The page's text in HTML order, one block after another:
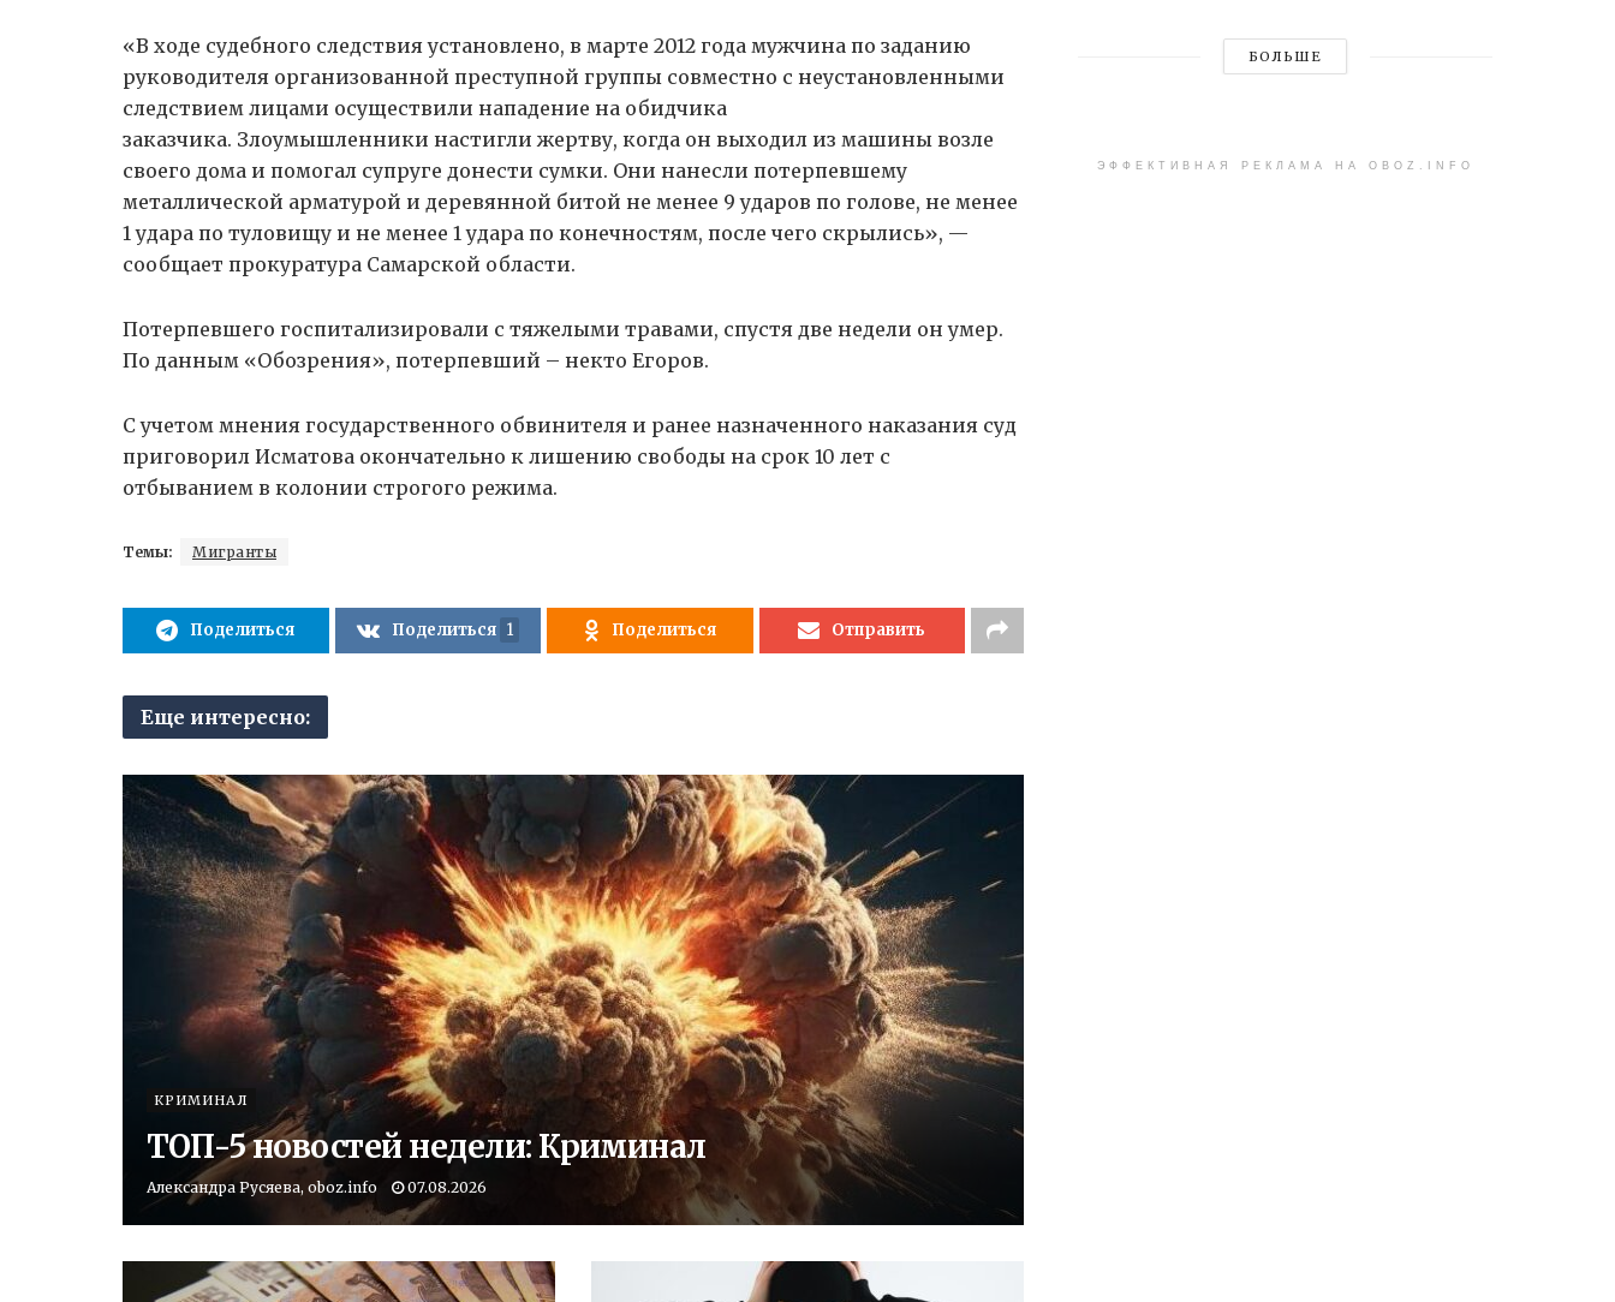
«В ходе судебного следствия установлено, в марте 2012 года мужчина по заданию
руководителя организованной преступной группы совместно с неустановленными
следствием лицами осуществили нападение на обидчика
заказчика. Злоумышленники настигли жертву, когда он выходил из машины возле
своего дома и помогал супруге донести сумки. Они нанесли потерпевшему
металлической арматурой и деревянной битой не менее 9 ударов по голове, не менее
1 удара по туловищу и не менее 1 удара по конечностям, после чего скрылись», —
сообщает прокуратура Самарской области.
Потерпевшего госпитализировали с тяжелыми травами, спустя две недели он умер.
По данным «Обозрения», потерпевший – некто Егоров.
С учетом мнения государственного обвинителя и ранее назначенного наказания суд
приговорил Исматова окончательно к лишению свободы на срок 10 лет с
отбыванием в колонии строгого режима.
Темы: Мигранты
Поделиться Поделиться 1 Поделиться Отправить
Еще интересно:
КРИМИНАЛ
ТОП-5 новостей недели: Криминал
Александра Русяева, oboz.info 07.08.2026
БОЛЬШЕ
ЭФФЕКТИВНАЯ РЕКЛАМА НА OBOZ.INFO